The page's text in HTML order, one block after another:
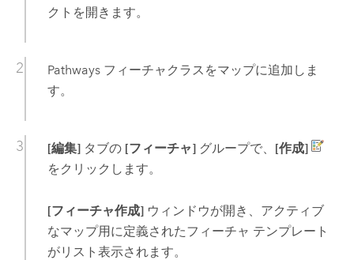
クトを開きます。
Pathways フィーチャクラスをマップに追加しま
す。
[編集]タブの [フィーチャ]グループで、 [作成]
をクリックします。
[フィーチャ作成]ウィンドウが開き、アクティブ
なマップ用に定義されたフィーチャ テンプレート
がリスト表示されます。